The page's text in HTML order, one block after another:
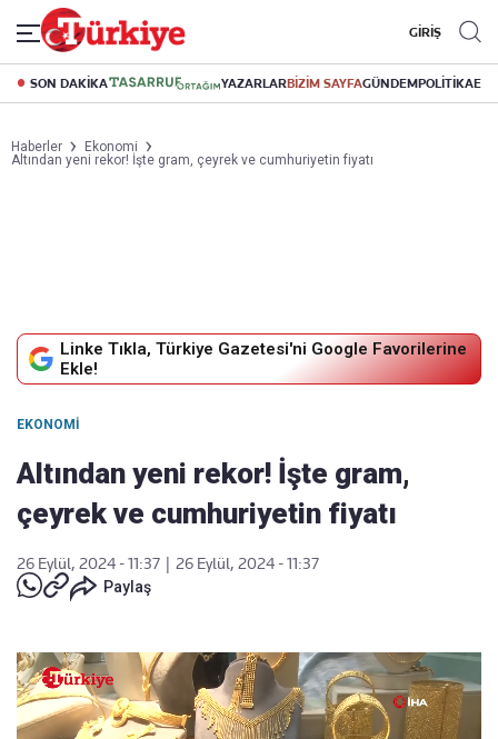
GİRİŞ
SON DAKİKA YAZARLARBİZİM SAYFAGÜNDEMPOLİTİKA
Haberler
Ekonomi
Altından yeni rekor! İşte gram, çeyrek ve cumhuriyetin fiyatı
Linke Tıkla, Türkiye Gazetesi'ni Google Favorilerine
Ekle!
EKONOMI
Altından yeni rekor! İşte gram,
çeyrek ve cumhuriyetin fiyatı
26 Eylül, 2024 - 11:37
26 Eylül, 2024 - 11:37
Paylaş